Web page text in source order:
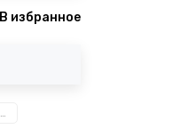
В избранное
Заварочные чайники Kamille™ Ofenbach™